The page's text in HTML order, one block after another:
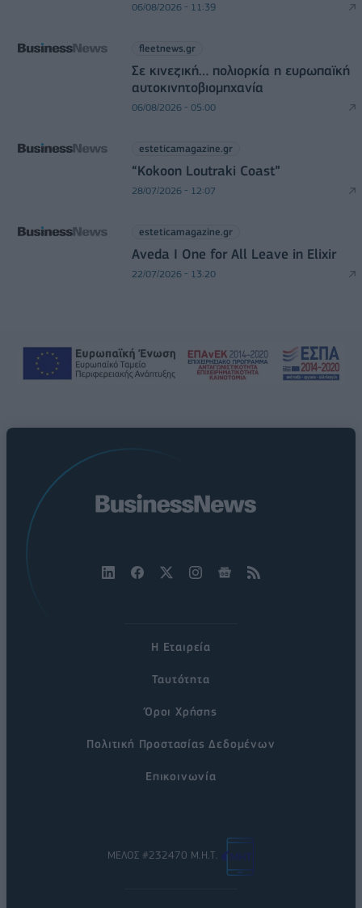
06/08/2026 - 11:39
fleetnews.gr
Σε κινεζική… πολιορκία η ευρωπαϊκή
αυτοκινητοβιομηχανία
06/08/2026 - 05:00
esteticamagazine.gr
“Kokoon Loutraki Coast”
28/07/2026 - 12:07
esteticamagazine.gr
Aveda I One for All Leave in Elixir
22/07/2026 - 13:20
Η Εταιρεία
Ταυτότητα
Όροι Χρήσης
Πολιτική Προστασίας Δεδομένων
Επικοινωνία
ΜΕΛΟΣ #232470 Μ.Η.Τ.